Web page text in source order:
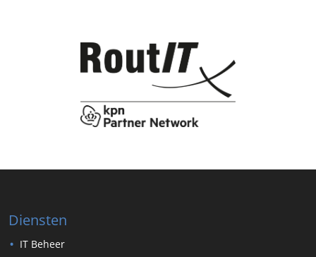
Diensten
IT Beheer